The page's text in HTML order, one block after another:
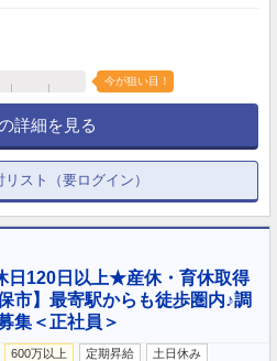
今が狙い目！
詳細を見る
リスト（要ログイン）
120日以上★産休・育休取得
市】最寄駅からも徒歩圏内♪調
集＜正社員＞
600万以上 定期昇給
土日休み